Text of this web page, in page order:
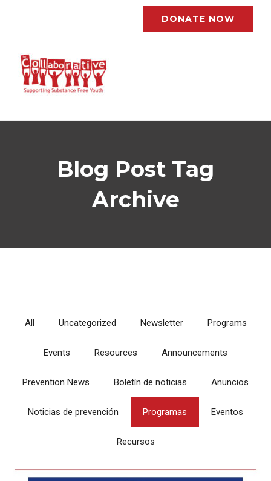
DONATE NOW
Blog Post Tag
Archive
All Uncategorized Newsletter Programs
Events Resources Announcements
Prevention News Boletín de noticias Anuncios
Noticias de prevención Programas Eventos
Recursos